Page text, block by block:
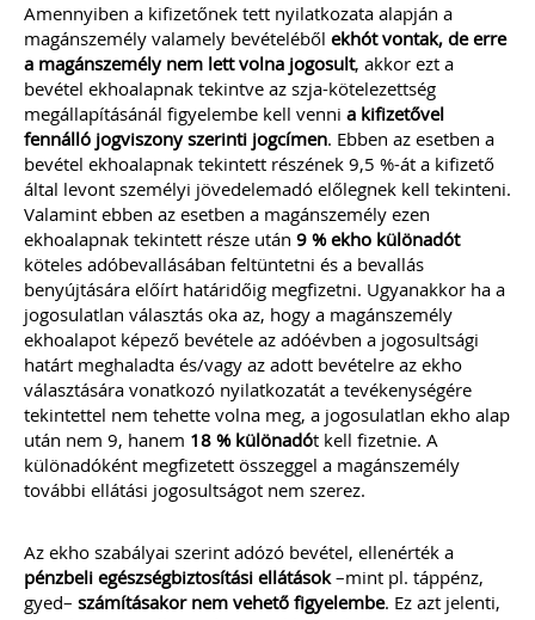
Amennyiben a kifizetőnek tett nyilatkozata alapján a
magánszemély valamely bevételéből ekhót vontak, de erre
a magánszemély nem lett volna jogosult, akkor ezt a
bevétel ekhoalapnak tekintve az szja-kötelezettség
megállapításánál figyelembe kell venni a kifizetővel
fennálló jogviszony szerinti jogcímen. Ebben az esetben a
bevétel ekhoalapnak tekintett részének 9,5 %-át a kifizető
által levont személyi jövedelemadó előlegnek kell tekinteni.
Valamint ebben az esetben a magánszemély ezen
ekhoalapnak tekintett része után 9 % ekho különadót
köteles adóbevallásában feltüntetni és a bevallás
benyújtására előírt határidőig megfizetni. Ugyanakkor ha a
jogosulatlan választás oka az, hogy a magánszemély
ekhoalapot képező bevétele az adóévben a jogosultsági
határt meghaladta és/vagy az adott bevételre az ekho
választására vonatkozó nyilatkozatát a tevékenységére
tekintettel nem tehette volna meg, a jogosulatlan ekho alap
után nem 9, hanem 18 % különadót kell fizetnie. A
különadóként megfizetett összeggel a magánszemély
további ellátási jogosultságot nem szerez.
Az ekho szabályai szerint adózó bevétel, ellenérték a
pénzbeli egészségbiztosítási ellátások–mint pl. táppénz,
gyed– számításakor nem vehető figyelembe. Ez azt jelenti,